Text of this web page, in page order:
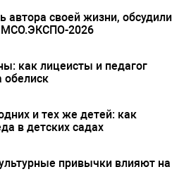
автора своей жизни, обсудили
2026
как лицеисты и педагог
обелиск
и тех же детей: как
в детских садах
привычки влияют на